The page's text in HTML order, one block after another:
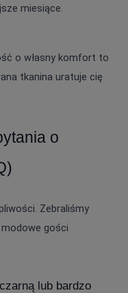
miesiące.
o własny komfort to
tkanina uratuje cię
o
Zebraliśmy
gości
lub bardzo